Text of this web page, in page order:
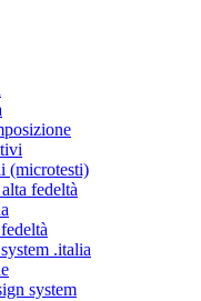
(microtesti)
fedeltà
.italia
system